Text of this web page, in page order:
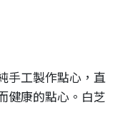
手工製作點心，直
健康的點心。白芝